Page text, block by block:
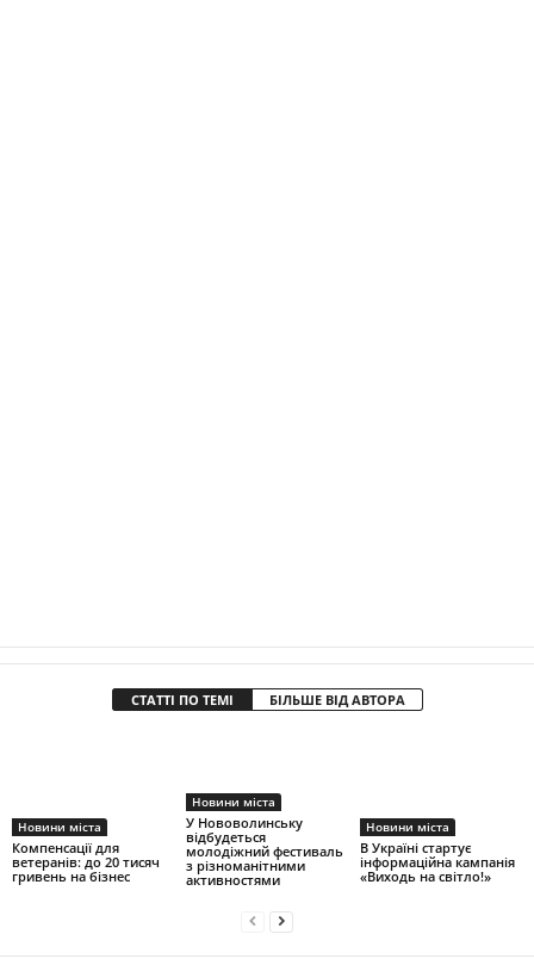
СТАТТІ ПО ТЕМІ БІЛЬШЕ ВІД АВТОРА
Новини міста
Компенсації для
ветеранів: до 20 тисяч
гривень на бізнес
Новини міста
У Нововолинську
відбудеться
молодіжний фестиваль
з різноманітними
активностями
Новини міста
В Україні стартує
інформаційна кампанія
«Виходь на світло!»